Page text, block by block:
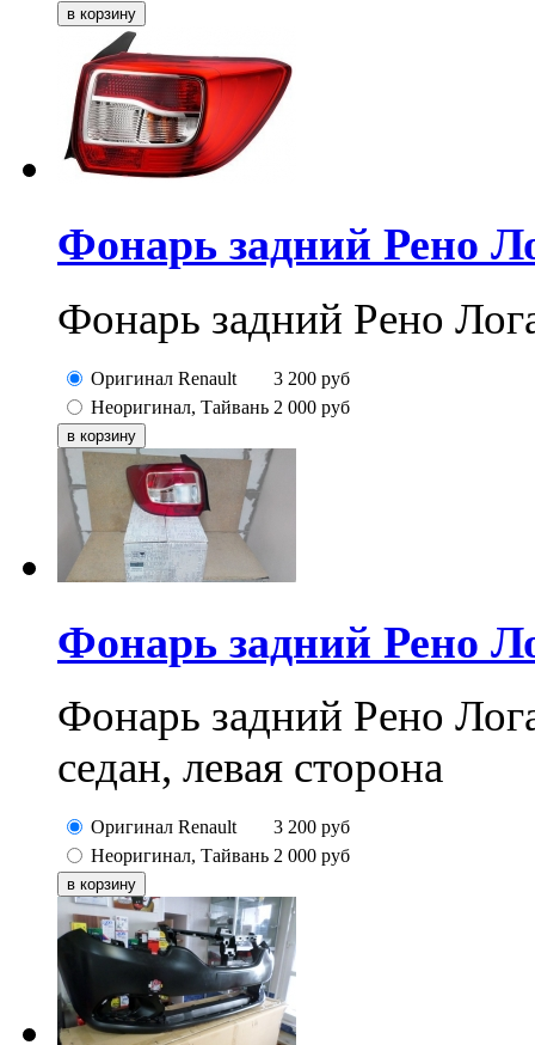
Фонарь задний Рено
Фонарь задний Рено
Оригинал Renault 3 200 руб
Неоригинал, Тайвань 2 000 руб
Фонарь задний Рено
Фонарь задний Рено
седан, левая сторона
Оригинал Renault 3 200 руб
Неоригинал, Тайвань 2 000 руб